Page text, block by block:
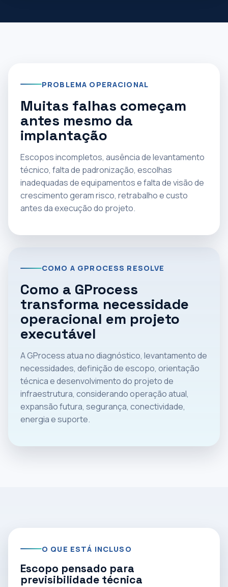
PROBLEMA OPERACIONAL
Muitas falhas começam
antes mesmo da
implantação
Escopos incompletos, ausência de levantamento
técnico, falta de padronização, escolhas
inadequadas de equipamentos e falta de visão de
crescimento geram risco, retrabalho e custo
antes da execução do projeto.
COMO A GPROCESS RESOLVE
Como a GProcess
transforma necessidade
operacional em projeto
executável
A GProcess atua no diagnóstico, levantamento de
necessidades, definição de escopo, orientação
técnica e desenvolvimento do projeto de
infraestrutura, considerando operação atual,
expansão futura, segurança, conectividade,
energia e suporte.
O QUE ESTÁ INCLUSO
Escopo pensado para
previsibilidade técnica